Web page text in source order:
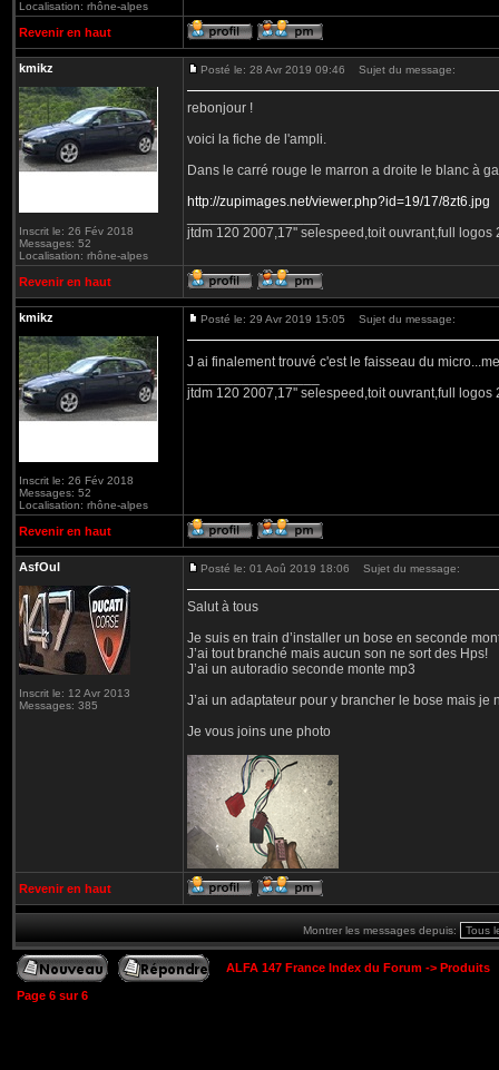
Localisation: rhône-alpes
Revenir en haut
kmikz
Inscrit le: 26 Fév 2018
Messages: 52
Localisation: rhône-alpes
Posté le: 28 Avr 2019 09:46 Sujet du message:
rebonjour !
voici la fiche de l'ampli.
Dans le carré rouge le marron a droite le blanc à
http://zupimages.net/viewer.php?id=19/17/8zt6.jpg
jtdm 120 2007,17'' selespeed,toit ouvrant,full
Revenir en haut
kmikz
Inscrit le: 26 Fév 2018
Messages: 52
Localisation: rhône-alpes
Posté le: 29 Avr 2019 15:05 Sujet du message:
J ai finalement trouvé c'est le faisseau du
jtdm 120 2007,17'' selespeed,toit ouvrant,full
Revenir en haut
AsfOul
Inscrit le: 12 Avr 2013
Messages: 385
Posté le: 01 Aoû 2019 18:06 Sujet du message:
Salut à tous
Je suis en train d’installer un bose en seconde
J’ai tout branché mais aucun son ne sort des Hps!
J’ai un autoradio seconde monte mp3
J’ai un adaptateur pour y brancher le bose mais
Je vous joins une photo
Revenir en haut
Montrer les messages depuis:
ALFA 147 France Index du Forum -> Produits
Page 6 sur6